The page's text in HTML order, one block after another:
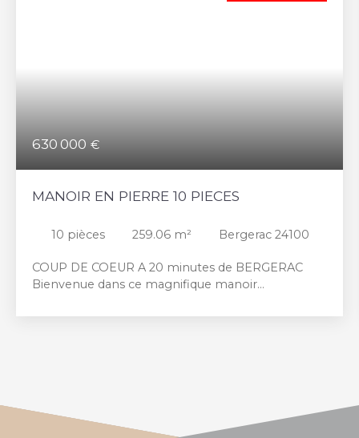
630 000 €
MANOIR EN PIERRE 10 PIECES
10 pièces 259.06 m² Bergerac 24100
COUP DE COEUR A 20 minutes de BERGERAC
Bienvenue dans ce magnifique manoir
hectares de terrain d'une beauté à couper le
lieux. La maison principale vous accueille avec une